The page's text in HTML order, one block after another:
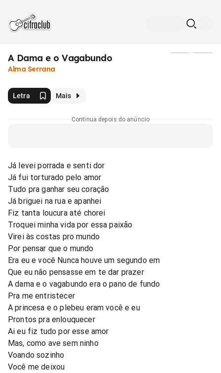
A Dama e o Vagabundo
Alma Serrana
Letra Mais
Continua depois do anúncio
Já levei porrada e senti dor
Já fui torturado pelo amor
Tudo pra ganhar seu coração
Já briguei na rua e apanhei
Fiz tanta loucura até chorei
Troquei minha vida por essa paixão
Virei às costas pro mundo
Por pensar que o mundo
Era eu e você Nunca houve um segundo em
Que eu não pensasse em te dar prazer
A dama e o vagabundo era o pano de fundo
Pra me entristecer
A princesa e o plebeu eram você e eu
Prontos pra enlouquecer
Ai eu fiz tudo por esse amor
Mas, como ave sem ninho
Voando sozinho
Você me deixou